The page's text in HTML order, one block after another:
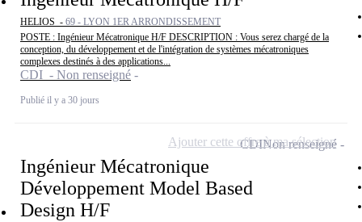
HELIOS - 69 - LYON 1ER ARRONDISSEMENT
POSTE : Ingénieur Mécatronique H/F DESCRIPTION : Vous serez chargé de la
conception, du développement et de l'intégration de systèmes mécatroniques
complexes destinés à des applications...
CDI - Non renseigné
Publié il y a 30 jours
Ingénieur Mécatronique
Développement Model Based
Design H/F
CDINon renseigné
Ajouter cette offre à ma sélection